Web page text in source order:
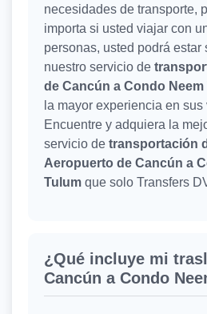
necesidades de transporte,
importa si usted viajar con
personas, usted podrá estar
nuestro servicio de
de Cancún a Condo Neem
la mayor experiencia en
Encuentre y adquiera la
servicio de transportación
Aeropuerto de Cancún a
Tulum que solo Transfers
¿Qué incluye mi
Cancún a Condo